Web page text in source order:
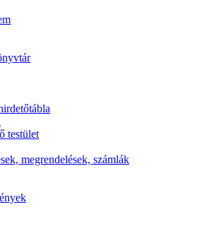
testület
megrendelések, számlák